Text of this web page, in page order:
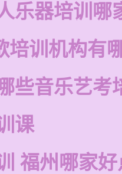
乐器培训哪
培训机构有
些音乐艺考
课
福州哪家好